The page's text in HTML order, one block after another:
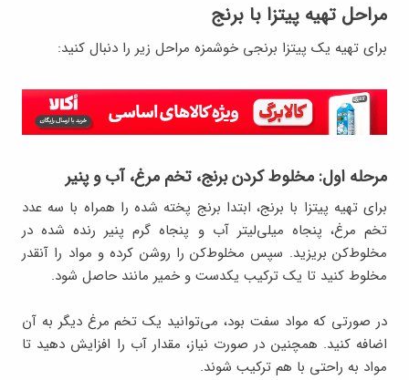
مراحل تهیه پیتزا با برنج
برای تهیه یک پیتزا برنجی خوشمزه مراحل زیر را دنبال کنید:
مرحله اول: مخلوط کردن برنج، تخم مرغ، آب و پنیر
برای تهیه پیتزا با برنج، ابتدا برنج پخته شده را همراه با سه عدد
تخم مرغ، پنجاه میلی‌لیتر آب و پنجاه گرم پنیر رنده شده در
مخلوط‌کن بریزید. سپس مخلوط‌کن را روشن کرده و مواد را آنقدر
مخلوط کنید تا یک ترکیب یکدست و خمیر مانند حاصل شود.
در صورتی که مواد سفت بود، می‌توانید یک تخم مرغ دیگر به آن
اضافه کنید. همچنین در صورت نیاز، مقدار آب را افزایش دهید تا
مواد به راحتی با هم ترکیب شوند.